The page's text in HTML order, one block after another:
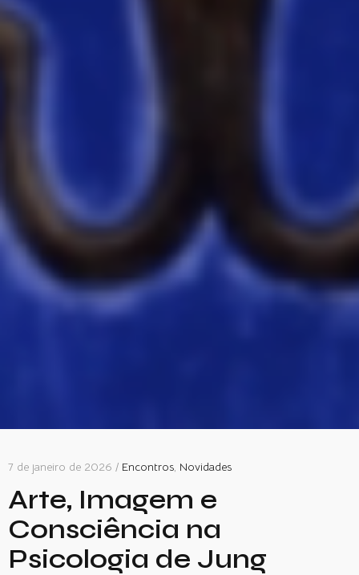
7 de janeiro de 2026 / Encontros Novidades
Arte, Imagem e
Consciência na
Psicologia de Jung